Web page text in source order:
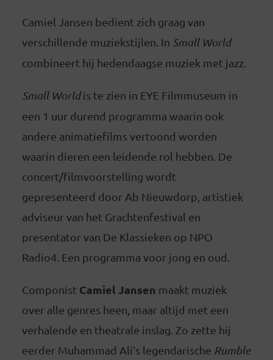
Camiel Jansen bedient zich graag van
verschillende muziekstijlen. In Small World
combineert hij hedendaagse muziek met jazz.
Small Worldis te zien in EYE Filmmuseum in
een 1 uur durend programma waarin ook
andere animatiefilms vertoond worden
waarin dieren een leidende rol hebben. De
concert/filmvoorstelling wordt
gepresenteerd door Ab Nieuwdorp, artistiek
adviseur van het Grachtenfestival en
presentator van De Klassieken op NPO
Radio4. Een programma voor jong en oud.
Componist Camiel Jansen maakt muziek
over alle genres heen, maar altijd met een
verhalende en theatrale inslag. Zo zette hij
eerder Muhammad Ali’s legendarische Rumble